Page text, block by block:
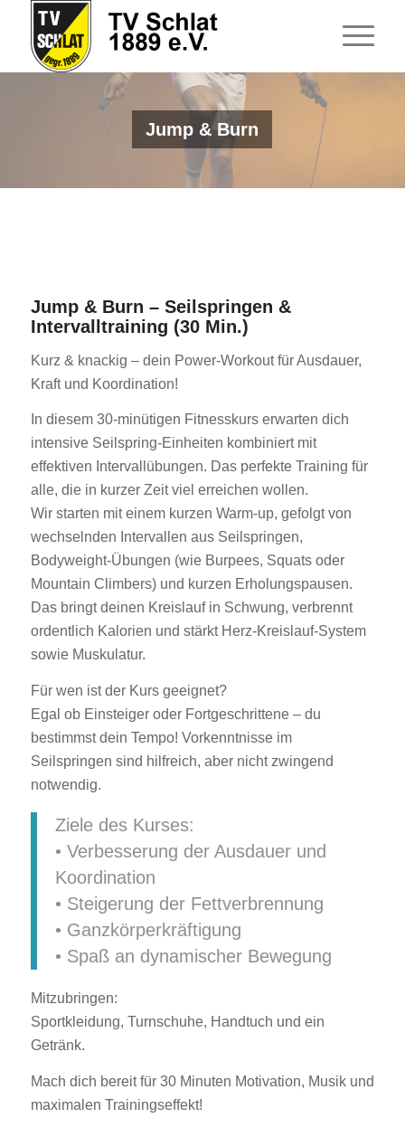
Jump & Burn
Jump & Burn – Seilspringen &
Intervalltraining (30 Min.)
Kurz & knackig – dein Power-Workout für Ausdauer,
Kraft und Koordination!
In diesem 30-minütigen Fitnesskurs erwarten dich
intensive Seilspring-Einheiten kombiniert mit
effektiven Intervallübungen. Das perfekte Training für
alle, die in kurzer Zeit viel erreichen wollen.
Wir starten mit einem kurzen Warm-up, gefolgt von
wechselnden Intervallen aus Seilspringen,
Bodyweight-Übungen (wie Burpees, Squats oder
Mountain Climbers) und kurzen Erholungspausen.
Das bringt deinen Kreislauf in Schwung, verbrennt
ordentlich Kalorien und stärkt Herz-Kreislauf-System
sowie Muskulatur.
Für wen ist der Kurs geeignet?
Egal ob Einsteiger oder Fortgeschrittene – du
bestimmst dein Tempo! Vorkenntnisse im
Seilspringen sind hilfreich, aber nicht zwingend
notwendig.
Ziele des Kurses:
• Verbesserung der Ausdauer und
Koordination
• Steigerung der Fettverbrennung
• Ganzkörperkräftigung
• Spaß an dynamischer Bewegung
Mitzubringen:
Sportkleidung, Turnschuhe, Handtuch und ein
Getränk.
Mach dich bereit für 30 Minuten Motivation, Musik und
maximalen Trainingseffekt!